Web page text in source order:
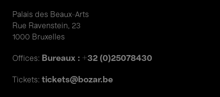
Palais des Beaux-Arts
Rue Ravenstein, 23
1000 Bruxelles
Offices: Bureaux : +32 (0)25078430
Tickets: tickets@bozar.be